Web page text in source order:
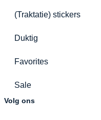
Volg ons
Duktig
Favorites
Sale
(Traktatie) stickers